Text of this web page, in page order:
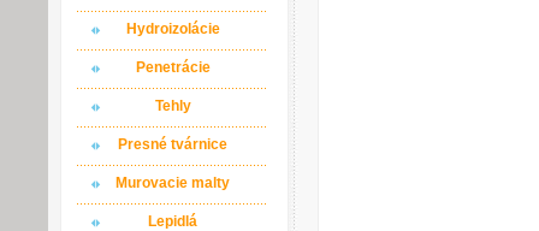
Hydroizolácie
Penetrácie
Tehly
Presné tvárnice
Murovacie malty
Lepidlá